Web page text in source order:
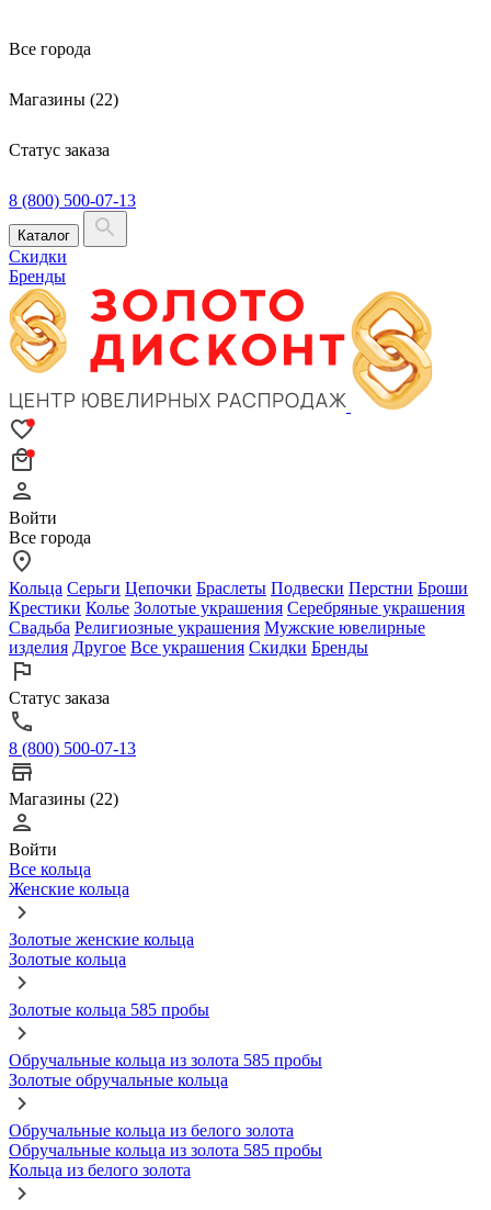
Все города
Магазины (22)
Статус заказа
8 (800) 500-07-13
Каталог
Скидки
Бренды
Войти
Все города
Кольца Серьги Цепочки Браслеты Подвески Перстни Броши
Крестики Колье Золотые украшения Серебряные украшения
Свадьба Религиозные украшения Мужские ювелирные
изделия Другое Все украшения Скидки Бренды
Статус заказа
8 (800) 500-07-13
Магазины (22)
Войти
Все кольца
Женские кольца
Золотые женские кольца
Золотые кольца
Золотые кольца 585 пробы
Обручальные кольца из золота 585 пробы
Золотые обручальные кольца
Обручальные кольца из белого золота
Обручальные кольца из золота 585 пробы
Кольца из белого золота